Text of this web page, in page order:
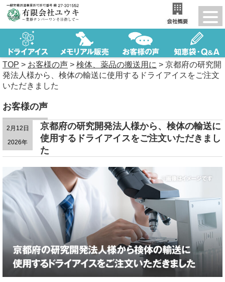
TOP > お客様の声 > 検体、薬品の搬送用に > 京都府の研究開
発法人様から、検体の輸送に使用するドライアイスをご注文
いただきました
お客様の声
2月12日
2026年
京都府の研究開発法人様から、検体の輸送に
使用するドライアイスをご注文いただきまし
た